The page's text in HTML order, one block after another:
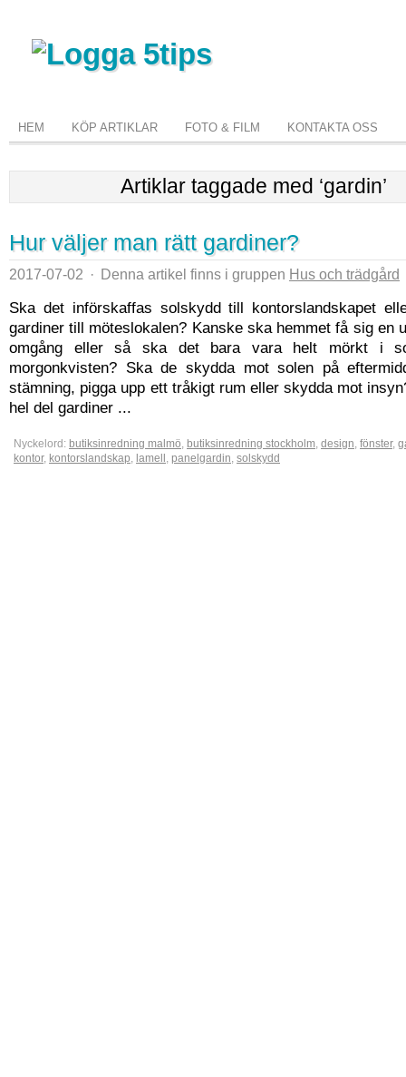
HEM KÖP ARTIKLAR FOTO & FILM KONTAKTA OSS
Artiklar taggade med ‘gardin’
Hur väljer man rätt gardiner?
2017-07-02 · Denna artikel finns i gruppen Hus och trädgård
Ska det införskaffas solskydd till kontorslandskapet
gardiner till möteslokalen? Kanske ska hemmet få sig en
omgång eller så ska det bara vara helt mörkt i
morgonkvisten? Ska de skydda mot solen på
stämning, pigga upp ett tråkigt rum eller skydda mot
hel del gardiner ...
Nyckelord: butiksinredning malmö, butiksinredning stockholm, design, fönster,
kontor, kontorslandskap, lamell , panelgardin, solskydd